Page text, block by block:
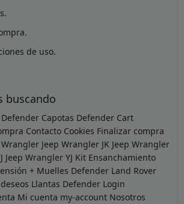
de uso.
buscando
Defender Capotas Defender Cart
Contacto Cookies Finalizar compra
Wrangler Jeep Wrangler JK Jeep Wrangler
Jeep Wrangler YJ Kit Ensanchamiento
+ Muelles Defender Land Rover
Llantas Defender Login
Mi cuenta my-account Nosotros